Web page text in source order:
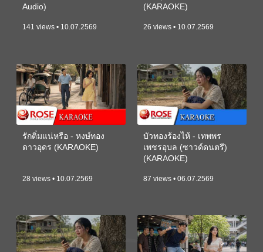
Audio)
141 views • 10.07.2569
(KARAOKE)
26 views • 10.07.2569
รักติ๋มแน่หรือ - หงษ์ทอง
ดาวอุดร (KARAOKE)
28 views • 10.07.2569
บัวทองร้องไห้ - เทพพร
เพชรอุบล (ซาวด์ดนตรี)
(KARAOKE)
87 views • 06.07.2569